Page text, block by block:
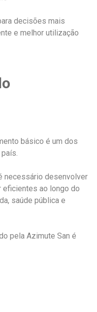
decisões mais
e melhor utilização
básico é um dos
necessário desenvolver
ao longo do
saúde pública e
pela Azimute San é